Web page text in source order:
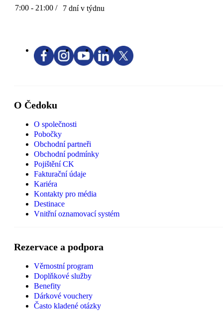
7:00 - 21:00 / 7 dní v týdnu
O Čedoku
O společnosti
Pobočky
Obchodní partneři
Obchodní podmínky
Pojištění CK
Fakturační údaje
Kariéra
Kontakty pro média
Destinace
Vnitřní oznamovací systém
Rezervace a podpora
Věrnostní program
Doplňkové služby
Benefity
Dárkové vouchery
Často kladené otázky